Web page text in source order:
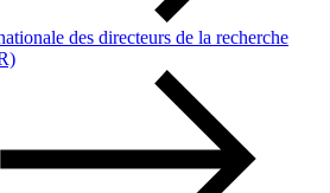
des directeurs de la recherche